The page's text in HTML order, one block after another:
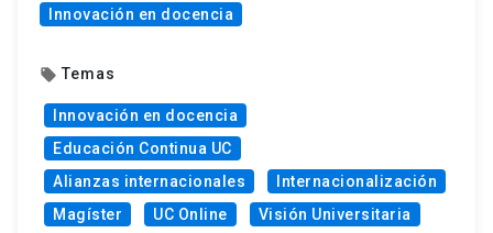
Innovación en docencia
local_offer Temas
Innovación en docencia
Educación Continua UC
Alianzas internacionales
Internacionalización
Magíster
UC Online Visión Universitaria